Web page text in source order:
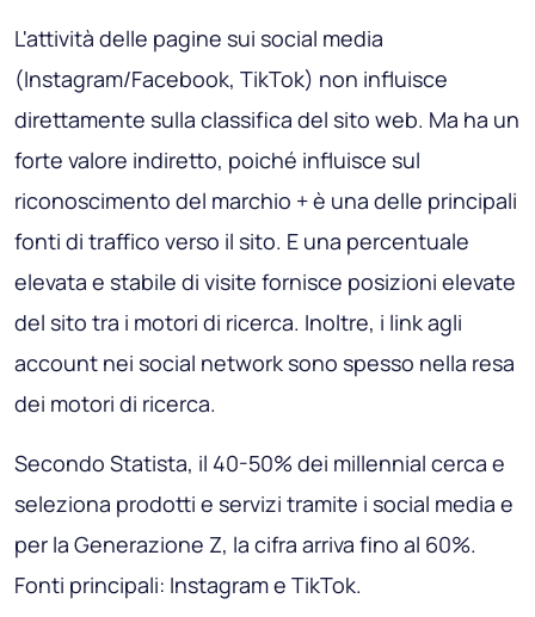
L'attività delle pagine sui social media
(Instagram/Facebook, TikTok) non influisce
direttamente sulla classifica del sito web. Ma ha un
forte valore indiretto, poiché influisce sul
riconoscimento del marchio + è una delle principali
fonti di traffico verso il sito. E una percentuale
elevata e stabile di visite fornisce posizioni elevate
del sito tra i motori di ricerca. Inoltre, i link agli
account nei social network sono spesso nella resa
dei motori di ricerca.
Secondo Statista, il 40-50% dei millennial cerca e
seleziona prodotti e servizi tramite i social media e
per la Generazione Z, la cifra arriva fino al 60%.
Fonti principali: Instagram e TikTok.